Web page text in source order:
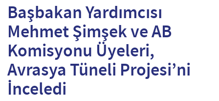
Başbakan Yardımcısı
Mehmet Şimşek ve AB
Komisyonu Üyeleri,
Avrasya Tüneli Projesi’ni
İnceledi